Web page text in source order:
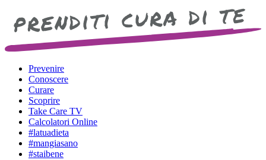
Prevenire
Conoscere
Curare
Scoprire
Take Care TV
Calcolatori Online
#latuadieta
#mangiasano
#staibene